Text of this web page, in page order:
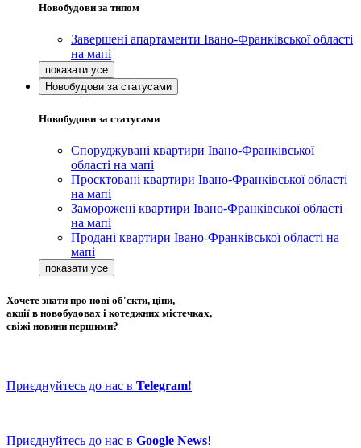
Новобудови за типом
Завершені апартаменти Івано-Франківської області
на мапі
Новобудови за статусами
Новобудови за статусами
Споруджувані квартири Івано-Франківської
області на мапі
Проєктовані квартири Івано-Франківської області
на мапі
Заморожені квартири Івано-Франківської області
на мапі
Продані квартири Івано-Франківської області на
мапі
Хочете знати про нові об'єкти, ціни,
акції в новобудовах і котеджних містечках,
свіжі новини першими?
Приєднуйтесь до нас в Telegram!
Приєднуйтесь до нас в Google News!